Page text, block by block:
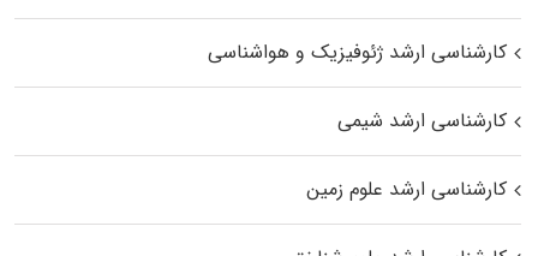
کارشناسی ارشد ژئوفیزیک و هواشناسی
کارشناسی ارشد شیمی
کارشناسی ارشد علوم زمین